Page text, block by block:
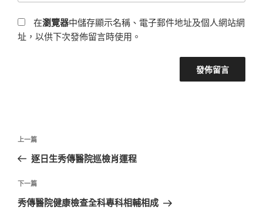
在瀏覽器中儲存顯示名稱、電子郵件地址及個人網站網
址，以供下次發佈留言時使用。
文
導
覽
上
一
文
章
上一篇
逐日生秀傳醫院巡檢肖運程
下
一
下一篇
秀傳醫院健康檢查全科專科相輔相成